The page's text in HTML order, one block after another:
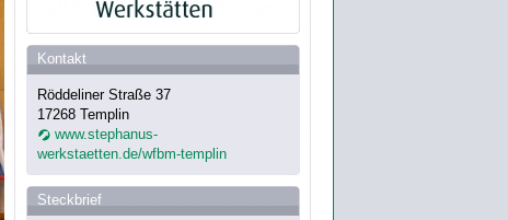
Kontakt
Röddeliner Straße 37
17268 Templin
www.stephanus-
werkstaetten.de/wfbm-templin
Steckbrief